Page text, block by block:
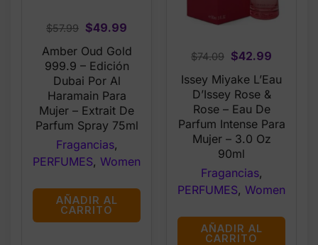
$57.99 Original
price
was:
$57.99.
$49.99
price
is:
Amber Oud Gold
999.9 – Edición
Dubai Por Al
Haramain Para
Mujer – Extrait De
Parfum Spray 75ml
Fragancias,
PERFUMES, Women
AÑADIR AL
CARRITO
$74.09 Original
price
was:
$74.09.
$42.99
Issey Miyake L’Eau
D’Issey Rose &
Rose – Eau De
Parfum Intense Para
Mujer – 3.0 Oz
90ml
Fragancias,
PERFUMES, Women
AÑADIR AL
CARRITO